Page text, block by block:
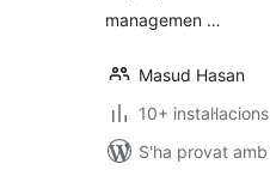
managemen …
Masud Hasan
10+
S'ha provat